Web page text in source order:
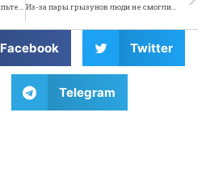
Школьники разбрасываются компьтерными комплектующими Из-за пары грызунов люди не смогли купить билеты на поезд
Facebook Twitter
Telegram